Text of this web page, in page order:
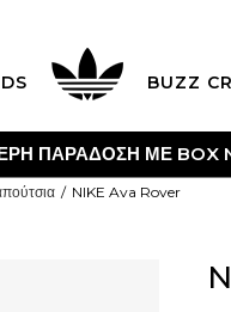
BUZZ
ΠΑΡΑΔΟΣΗ ΜΕ BOX
NIKE Ava Rover